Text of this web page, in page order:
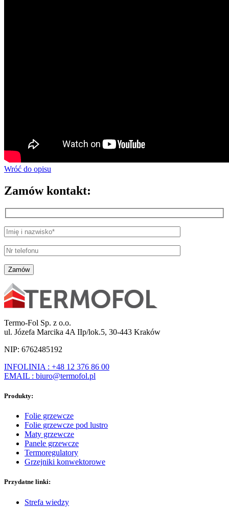
Wróć do opisu
Zamów kontakt:
Termo-Fol Sp. z o.o.
ul. Józefa Marcika 4A IIp/lok.5, 30-443 Kraków
NIP: 6762485192
INFOLINIA : +48 12 376 86 00
EMAIL : biuro@termofol.pl
Produkty:
Folie grzewcze
Folie grzewcze pod lustro
Maty grzewcze
Panele grzewcze
Termoregulatory
Grzejniki konwektorowe
Przydatne linki:
Strefa wiedzy